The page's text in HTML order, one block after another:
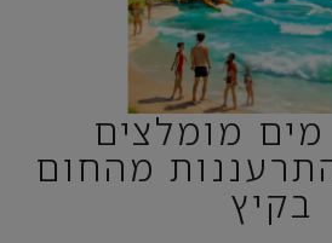
מומלצים
מהחום
בקיץ